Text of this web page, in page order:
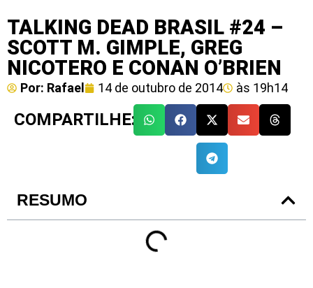
TALKING DEAD BRASIL #24 –
SCOTT M. GIMPLE, GREG
NICOTERO E CONAN O’BRIEN
Por: Rafael 14 de outubro de 2014 às 19h14
COMPARTILHE:
RESUMO